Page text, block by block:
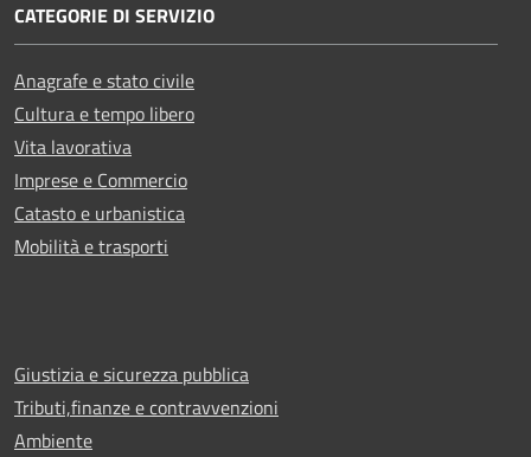
CATEGORIE DI SERVIZIO
Anagrafe e stato civile
Cultura e tempo libero
Vita lavorativa
Imprese e Commercio
Catasto e urbanistica
Mobilità e trasporti
Giustizia e sicurezza pubblica
Tributi,finanze e contravvenzioni
Ambiente